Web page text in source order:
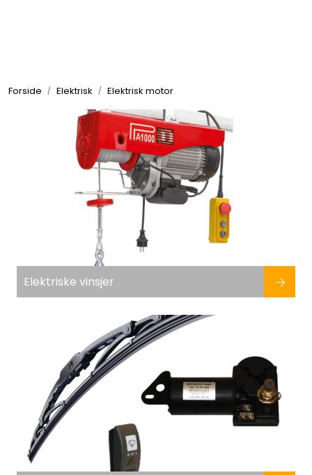
Forside Elektrisk Elektrisk motor
Elektriske vinsjer
Bygg/Innredning
Motor/Styring
Fritid/Sikkerhet
Båtpleie/Opplag
Seil